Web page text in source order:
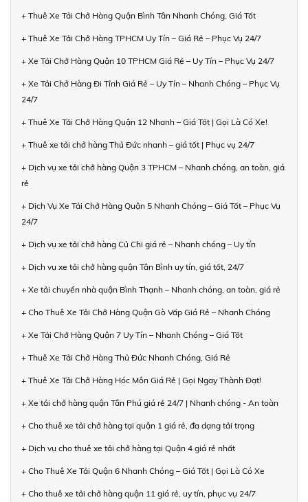
+ Thuê Xe Tải Chở Hàng Quận Bình Tân Nhanh Chóng, Giá Tốt
+ Thuê Xe Tải Chở Hàng TPHCM Uy Tín – Giá Rẻ – Phục Vụ 24/7
+ Xe Tải Chở Hàng Quận 10 TPHCM Giá Rẻ – Uy Tín – Phục Vụ 24/7
+ Xe Tải Chở Hàng Đi Tỉnh Giá Rẻ – Uy Tín – Nhanh Chóng – Phục Vụ
24/7
+ Thuê Xe Tải Chở Hàng Quận 12 Nhanh – Giá Tốt | Gọi Là Có Xe!
+ Thuê xe tải chở hàng Thủ Đức nhanh – giá tốt | Phục vụ 24/7
+ Dịch vụ xe tải chở hàng Quận 3 TPHCM – Nhanh chóng, an toàn, giá
rẻ
+ Dịch Vụ Xe Tải Chở Hàng Quận 5 Nhanh Chóng – Giá Tốt – Phục Vụ
24/7
+ Dịch vụ xe tải chở hàng Củ Chi giá rẻ – Nhanh chóng – Uy tín
+ Dịch vụ xe tải chở hàng quận Tân Bình uy tín, giá tốt, 24/7
+ Xe tải chuyển nhà quận Bình Thạnh – Nhanh chóng, an toàn, giá rẻ
+ Cho Thuê Xe Tải Chở Hàng Quận Gò Vấp Giá Rẻ – Nhanh Chóng
+ Xe Tải Chở Hàng Quận 7 Uy Tín – Nhanh Chóng – Giá Tốt
+ Thuê Xe Tải Chở Hàng Thủ Đức Nhanh Chóng, Giá Rẻ
+ Thuê Xe Tải Chở Hàng Hóc Môn Giá Rẻ | Gọi Ngay Thành Đạt!
+ Xe tải chở hàng quận Tân Phú giá rẻ 24/7 | Nhanh chóng - An toàn
+ Cho thuê xe tải chở hàng tại quận 1 giá rẻ, đa dạng tải trọng
+ Dịch vụ cho thuê xe tải chở hàng tại Quận 4 giá rẻ nhất
+ Cho Thuê Xe Tải Quận 6 Nhanh Chóng – Giá Tốt | Gọi Là Có Xe
+ Cho thuê xe tải chở hàng quận 11 giá rẻ, uy tín, phục vụ 24/7